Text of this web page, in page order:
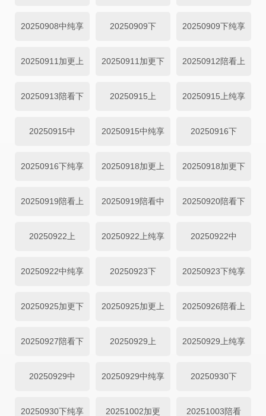
20250908中纯享 20250909下 20250909下纯享
20250911加更上 20250911加更下 20250912陪看上
20250913陪看下 20250915上 20250915上纯享
20250915中 20250915中纯享 20250916下
20250916下纯享 20250918加更上 20250918加更下
20250919陪看上 20250919陪看中 20250920陪看下
20250922上 20250922上纯享 20250922中
20250922中纯享 20250923下 20250923下纯享
20250925加更下 20250925加更上 20250926陪看上
20250927陪看下 20250929上 20250929上纯享
20250929中 20250929中纯享 20250930下
20250930下纯享 20251002加更 20251003陪看